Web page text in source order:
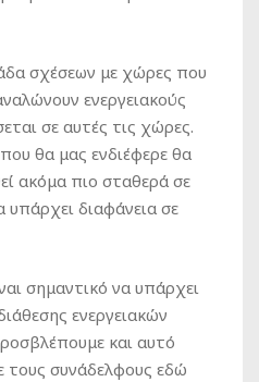
σχέσεων με χώρες που
ενεργειακούς
σε αυτές τις χώρες.
που θα μας ενδιέφερε θα
ακόμα πιο σταθερά σε
διαφάνεια σε
σημαντικό να υπάρχει
ενεργειακών
και αυτό
τους συνάδελφους εδώ